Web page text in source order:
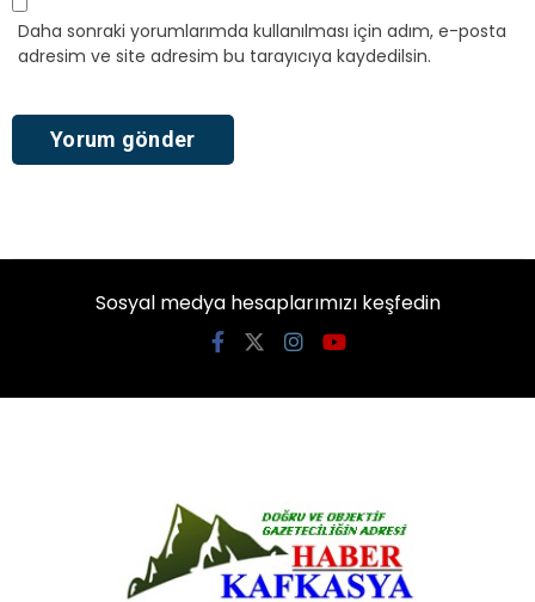
Daha sonraki yorumlarımda kullanılması için adım, e-posta
adresim ve site adresim bu tarayıcıya kaydedilsin.
Sosyal medya hesaplarımızı keşfedin